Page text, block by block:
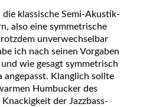
klassische Semi-Akustik-
also eine symmetrische
unverwechselbar
ich nach seinen Vorgaben
wie gesagt symmetrisch
angepasst. Klanglich sollte
Humbucker des
der Jazzbass-